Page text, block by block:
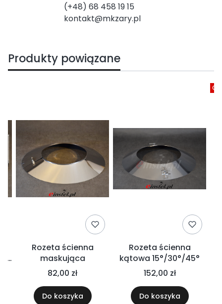
(+48) 68 458 19 15
kontakt@mkzary.pl
Produkty powiązane
Rozeta ścienna
maskująca
82,00 zł
Do koszyka
Rozeta ścienna
kątowa 15°/30°/45°
152,00 zł
Do koszyka